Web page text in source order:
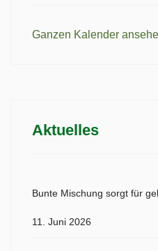
Ganzen Kalender
Aktuelles
Bunte Mischung sorgt für
11. Juni 2026